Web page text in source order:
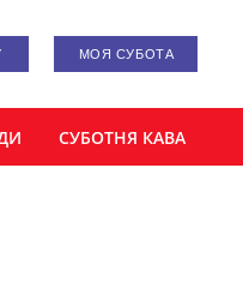
МОЯ СУБОТА
СУБОТНЯ КАВА